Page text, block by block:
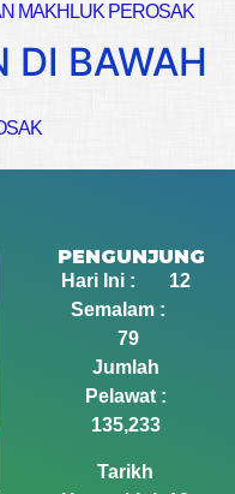
MAKHLUK PEROSAK
DI BAWAH
PENGUNJUNG
Hari Ini : 12
Semalam :
79
Jumlah
Pelawat :
135,233
Tarikh